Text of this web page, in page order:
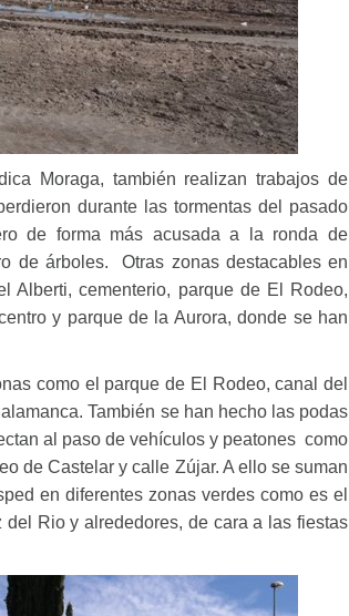
Moraga, también realizan trabajos de
durante las tormentas del pasado
de forma más acusada a la ronda de
de árboles. Otras zonas destacables en
Alberti, cementerio, parque de El Rodeo,
y parque de la Aurora, donde se han
como el parque de El Rodeo, canal del
También se han hecho las podas
al paso de vehículos y peatones como
de Castelar y calle Zújar. A ello se suman
en diferentes zonas verdes como es el
Rio y alrededores, de cara a las fiestas